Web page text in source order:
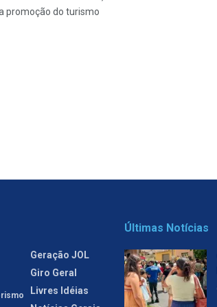
promoção do turismo
Geração JOL
Giro Geral
Livres Idéias
Últimas Notícias